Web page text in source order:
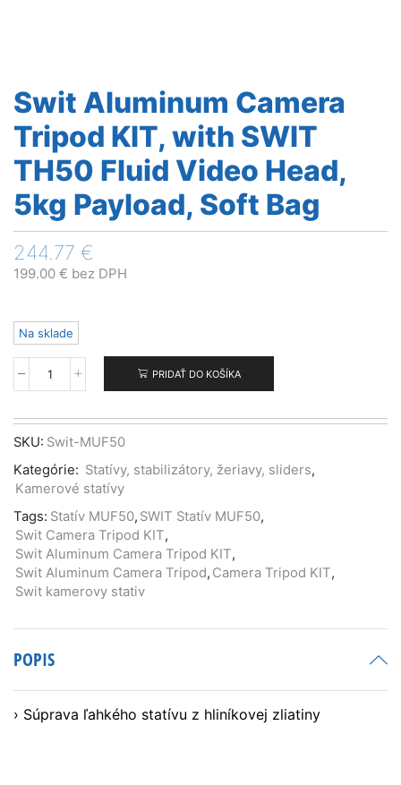
Swit Aluminum Camera
Tripod KIT, with SWIT
TH50 Fluid Video Head,
5kg Payload, Soft Bag
244.77 €
199.00 € bez DPH
Na sklade
množstvo
Aluminum
Camera
KIT,
with
SWIT
TH50
Fluid
Video
Head,
Payload,
Bag
PRIDAŤ DO KOŠÍKA
SKU: Swit-MUF50
Kategórie: Statívy, stabilizátory, žeriavy, sliders,
Kamerové statívy
Tags: Statív MUF50, SWIT Statív MUF50,
Swit Camera Tripod KIT,
Swit Aluminum Camera Tripod KIT,
Swit Aluminum Camera Tripod, Camera Tripod KIT,
Swit kamerovy stativ
POPIS
› Súprava ľahkého statívu z hliníkovej zliatiny